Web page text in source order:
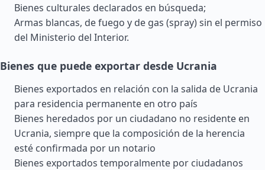
Bienes culturales declarados en búsqueda;
Armas blancas, de fuego y de gas (spray) sin el permiso
del Ministerio del Interior.
Bienes que puede exportar desde Ucrania
Bienes exportados en relación con la salida de Ucrania
para residencia permanente en otro país
Bienes heredados por un ciudadano no residente en
Ucrania, siempre que la composición de la herencia
esté confirmada por un notario
Bienes exportados temporalmente por ciudadanos